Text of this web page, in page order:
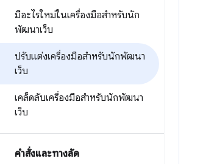
มีอะไรใหม่ในเครื่องมือสำหรับนัก
พัฒนาเว็บ
ปรับแต่งเครื่องมือสำหรับนักพัฒนา
เว็บ
เคล็ดลับเครื่องมือสำหรับนักพัฒนา
เว็บ
คำสั่งและทางลัด